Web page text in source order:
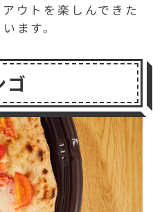
ウトを楽しんできた
ます。
ゴ